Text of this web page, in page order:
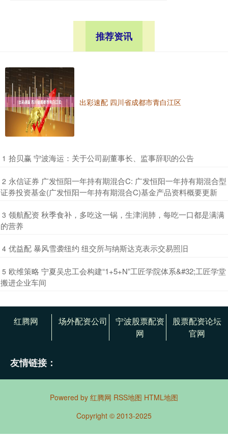
推荐资讯
出彩速配 四川省成都市青白江区
1 ​拾贝赢 宁波海运：关于公司副董事长、监事辞职的公告
2 ​永信证券 广发恒阳一年持有期混合C: 广发恒阳一年持有期混合型
证券投资基金(广发恒阳一年持有期混合C)基金产品资料概要更新
3 ​领航配资 秋季食补，多吃这一锅，生津润肺，每吃一口都是满满
的营养
4 ​优益配 暴风雪袭纽约 纽交所与纳斯达克表示交易照旧
5 ​欧维策略 宁夏吴忠工会构建“1+5+N”工匠学院体系&#32;工匠学堂
搬进企业车间
红腾网 场外配资公司
宁波股票配资
网
股票配资论坛
官网
友情链接：
Powered by 红腾网 RSS地图 HTML地图
Copyright © 2013-2025